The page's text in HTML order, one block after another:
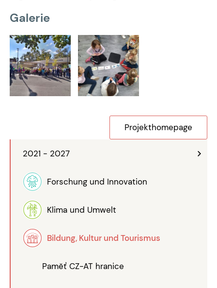
2021 - 2027
Forschung und Innovation
Klima und Umwelt
Bildung, Kultur und Tourismus
Paměť CZ-AT hranice
Galerie
Projekthomepage